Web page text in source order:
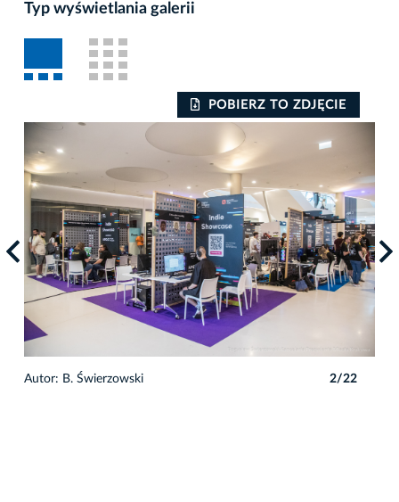
Typ wyświetlania galerii
POBIERZ TO ZDJĘCIE
Autor: B. Świerzowski 2/22